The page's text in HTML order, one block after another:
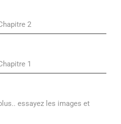
2
1
essayez les images et